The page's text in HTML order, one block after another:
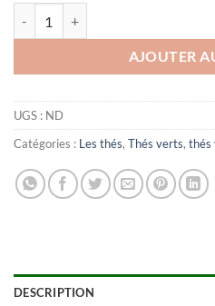
AJOUTER
UGS : ND
Catégories : Les thés, Thés verts, thés
DESCRIPTION